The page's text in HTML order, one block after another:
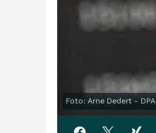
Foto: Arne Dedert - DPA